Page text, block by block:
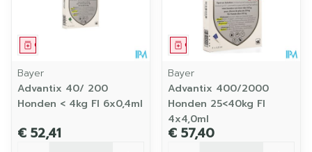
Geneesmiddel
Bayer
Advantix 40/ 200
Honden < 4kg Fl 6x0,4ml
€ 52,41
Geneesmiddel
Bayer
Advantix 400/2000
Honden 25<40kg Fl
4x4,0ml
€ 57,40